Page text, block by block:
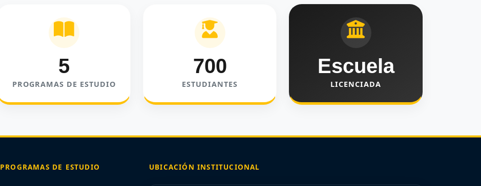
5
PROGRAMAS DE ESTUDIO
700
ESTUDIANTES
Escuela
LICENCIADA
PROGRAMAS DE ESTUDIO UBICACIÓN INSTITUCIONAL